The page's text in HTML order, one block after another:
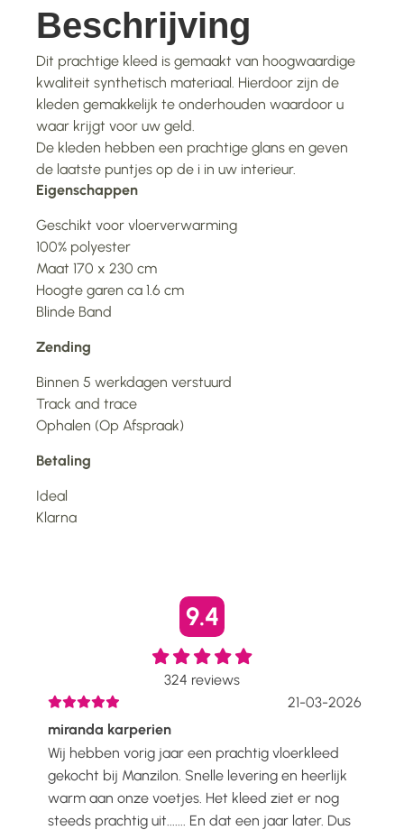
Beschrijving
Dit prachtige kleed is gemaakt van hoogwaardige
kwaliteit synthetisch materiaal. Hierdoor zijn de
kleden gemakkelijk te onderhouden waardoor u
waar krijgt voor uw geld.
De kleden hebben een prachtige glans en geven
de laatste puntjes op de i in uw interieur.
Eigenschappen
Geschikt voor vloerverwarming
100% polyester
Maat 170 x 230 cm
Hoogte garen ca 1.6 cm
Blinde Band
Zending
Binnen 5 werkdagen verstuurd
Track and trace
Ophalen (Op Afspraak)
Betaling
Ideal
Klarna
9.4
324 reviews
21-03-2026
miranda karperien
Wij hebben vorig jaar een prachtig vloerkleed
gekocht bij Manzilon. Snelle levering en heerlijk
warm aan onze voetjes. Het kleed ziet er nog
steeds prachtig uit....... En dat een jaar later. Dus